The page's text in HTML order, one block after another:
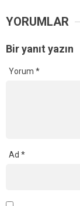
YORUMLAR
Bir yanıt yazın
Yorum *
Ad *